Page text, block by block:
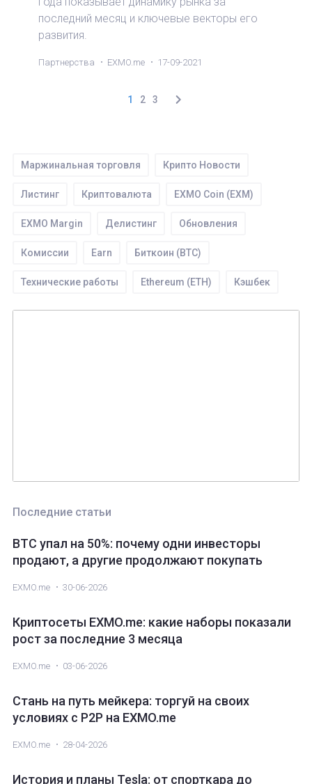
последний месяц и ключевые векторы его
развития.
Партнерства EXMO.me 17-09-2021
1 2 3
Маржинальная торговля Крипто Новости
Листинг Криптовалюта EXMO Coin (EXM)
EXMO Mаrgin Делистинг Обновления
Комиссии Earn Биткоин (BTC)
Технические работы Ethereum (ETH) Кэшбек
Торги Tether (USDT) SEPA WIRE IEO
Последние статьи
BTC упал на 50%: почему одни инвесторы
продают, а другие продолжают покупать
EXMO.me 30-06-2026
Криптосеты EXMO.me: какие наборы показали
рост за последние 3 месяца
EXMO.me 03-06-2026
Стань на путь мейкера: торгуй на своих
условиях с P2P на EXMO.me
EXMO.me 28-04-2026
История и планы Tesla: от спорткара до